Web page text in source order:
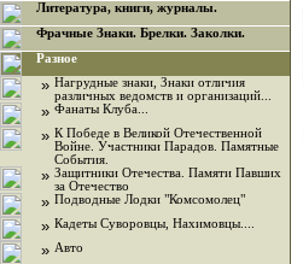
Литература, книги, журналы.
Фрачные Знаки. Брелки. Заколки.
Разное
» Нагрудные знаки, Знаки отличия
различных ведомств и организаций...
» Фанаты Клуба...
» К Победе в Великой Отечественной
Войне. Участники Парадов. Памятные
События.
» Защитники Отечества. Памяти Павших
за Отечество
» Подводные Лодки "Комсомолец"
» Кадеты Суворовцы, Нахимовцы....
» Авто